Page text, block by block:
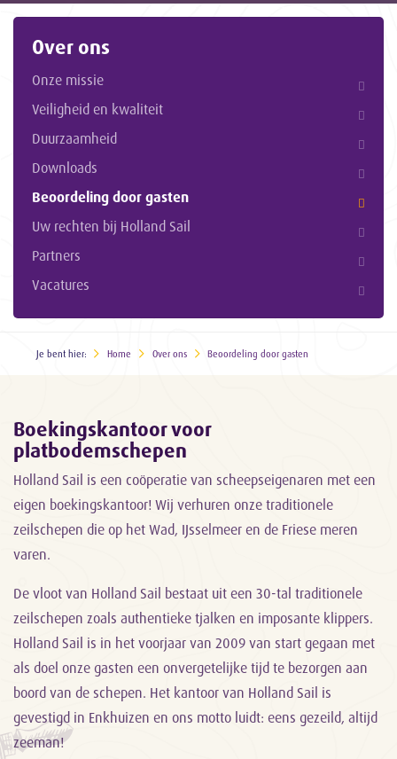
Over ons
Onze missie
Veiligheid en kwaliteit
Duurzaamheid
Downloads
Beoordeling door gasten
Uw rechten bij Holland Sail
Partners
Vacatures
Je bent hier: Home Over ons Beoordeling door gasten
Boekingskantoor voor
platbodemschepen
Holland Sail is een coöperatie van scheepseigenaren met een
eigen boekingskantoor! Wij verhuren onze traditionele
zeilschepen die op het Wad, IJsselmeer en de Friese meren
varen.
De vloot van Holland Sail bestaat uit een 30-tal traditionele
zeilschepen zoals authentieke tjalken en imposante klippers.
Holland Sail is in het voorjaar van 2009 van start gegaan met
als doel onze gasten een onvergetelijke tijd te bezorgen aan
boord van de schepen. Het kantoor van Holland Sail is
gevestigd in Enkhuizen en ons motto luidt: eens gezeild, altijd
zeeman!